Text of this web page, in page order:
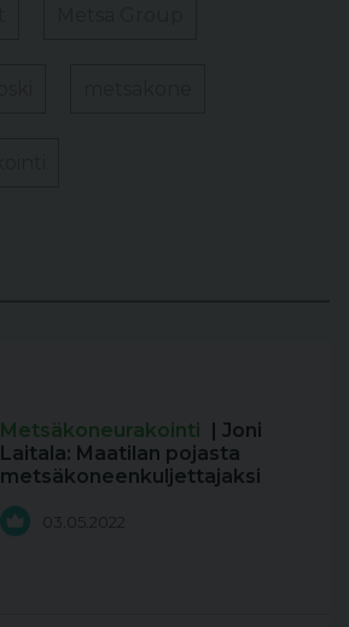
Metsäkoneurakointi | Joni
Laitala: Maatilan pojasta
metsäkoneenkuljettajaksi
03.05.2022